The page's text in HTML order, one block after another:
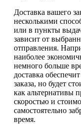
Доставка вашего
несколькими
или в пункты
зависит от
отправления.
наиболее
немного больше
доставка
заказа, но будет
как альтернативы
скоростью и
самостоятельно
время.